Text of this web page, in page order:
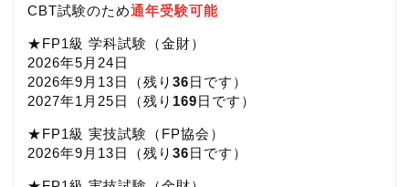
CBT試験のため通年受験可能
★FP1級 学科試験（金財）
2026年5月24日
2026年9月13日（残り 36日です）
2027年1月25日（残り 169日です）
★FP1級 実技試験（FP協会）
2026年9月13日（残り 36日です）